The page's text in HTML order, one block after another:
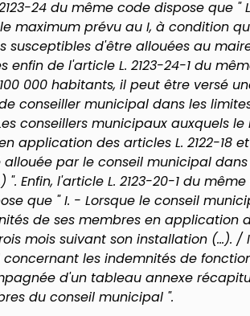
24 du même code dispose que
maximum prévu au I, à condition
susceptibles d'être allouées au
enfin de l'article L. 2123-24-1 du
000 habitants, il peut être versé
conseiller municipal dans les
conseillers municipaux auxquels
application des articles L. 2122-18
par le conseil municipal
". Enfin, l'article L. 2123-20-1 du
que " I. - Lorsque le conseil
de ses membres en application
mois suivant son installation (...).
les indemnités de
d'un tableau annexe
du conseil municipal ".